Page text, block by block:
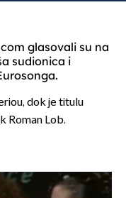
glasovali su na
sudionica i
dok je titulu
Roman Lob.